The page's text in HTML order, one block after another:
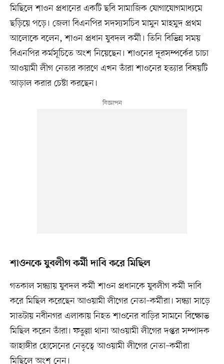
মিছিলে শাওন প্রধানের একটি ছবি সামাজিক যোগাযোগমাধ্যমে
ছড়িয়ে পড়ে। জেলা বিএনপির সদস্যসচিব মামুন মাহমুদ প্রথম
আলোকে বলেন, শাওন প্রধান যুবদল কর্মী। তিনি বিভিন্ন সময়
বিএনপির কর্মসূচিতে অংশ নিয়েছেন। শাওনের দূরসম্পর্কের চাচা
আওয়ামী লীগ নেতার কারণে এখন তাঁরা শাওনের হত্যার বিষয়টি
আড়াল করার চেষ্টা করছেন।
শাওনকে যুবলীগ কর্মী দাবি করে মিছিল
গতকাল সন্ধ্যায় যুবদল কর্মী শাওন প্রধানকে যুবলীগ কর্মী দাবি
করে মিছিল করেছেন আওয়ামী লীগের নেতা–কর্মীরা। সন্ধ্যা সাড়ে
সাতটায় নবীনগর এলাকায় নিহত শাওনের বাড়ির সামনে বিক্ষোভ
মিছিল করেন তাঁরা। ফতুল্লা থানা আওয়ামী লীগের দপ্তর সম্পাদক
জাহাঙ্গীর হোসেনের নেতৃত্বে আওয়ামী লীগের নেতা–কর্মীরা
মিছিলে অংশ নেন।